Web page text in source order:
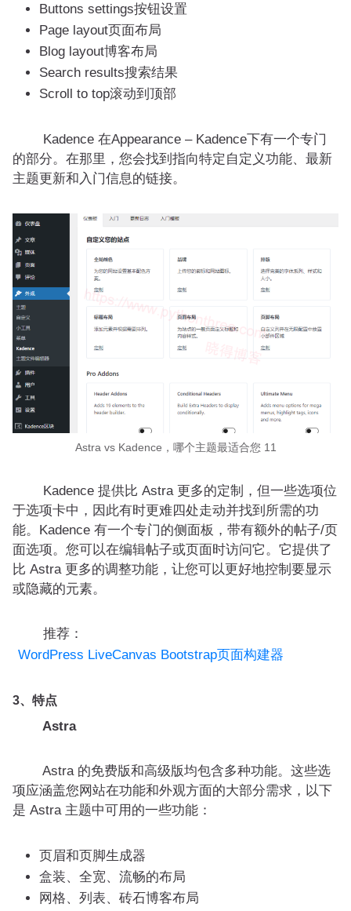
Buttons settings按钮设置
Page layout页面布局
Blog layout博客布局
Search results搜索结果
Scroll to top滚动到顶部
Kadence 在Appearance – Kadence下有一个专门
的部分。在那里，您会找到指向特定自定义功能、最新
主题更新和入门信息的链接。
Astra vs Kadence，哪个主题最适合您 11
Kadence 提供比 Astra 更多的定制，但一些选项位
于选项卡中，因此有时更难四处走动并找到所需的功
能。Kadence 有一个专门的侧面板，带有额外的帖子/页
面选项。您可以在编辑帖子或页面时访问它。它提供了
比 Astra 更多的调整功能，让您可以更好地控制要显示
或隐藏的元素。
推荐：
WordPress LiveCanvas Bootstrap页面构建器
3、特点
Astra
Astra 的免费版和高级版均包含多种功能。这些选
项应涵盖您网站在功能和外观方面的大部分需求，以下
是 Astra 主题中可用的一些功能：
页眉和页脚生成器
盒装、全宽、流畅的布局
网格、列表、砖石博客布局